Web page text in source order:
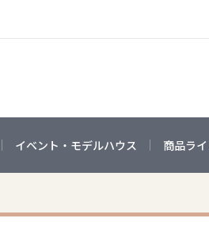
イベント・モデルハウス 商品ラ